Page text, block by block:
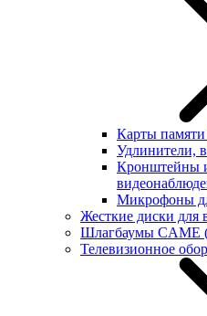
Карты
Удлинители,
Кронштейны
Микрофоны
Жесткие диски для
Шлагбаумы CAME
Телевизионное